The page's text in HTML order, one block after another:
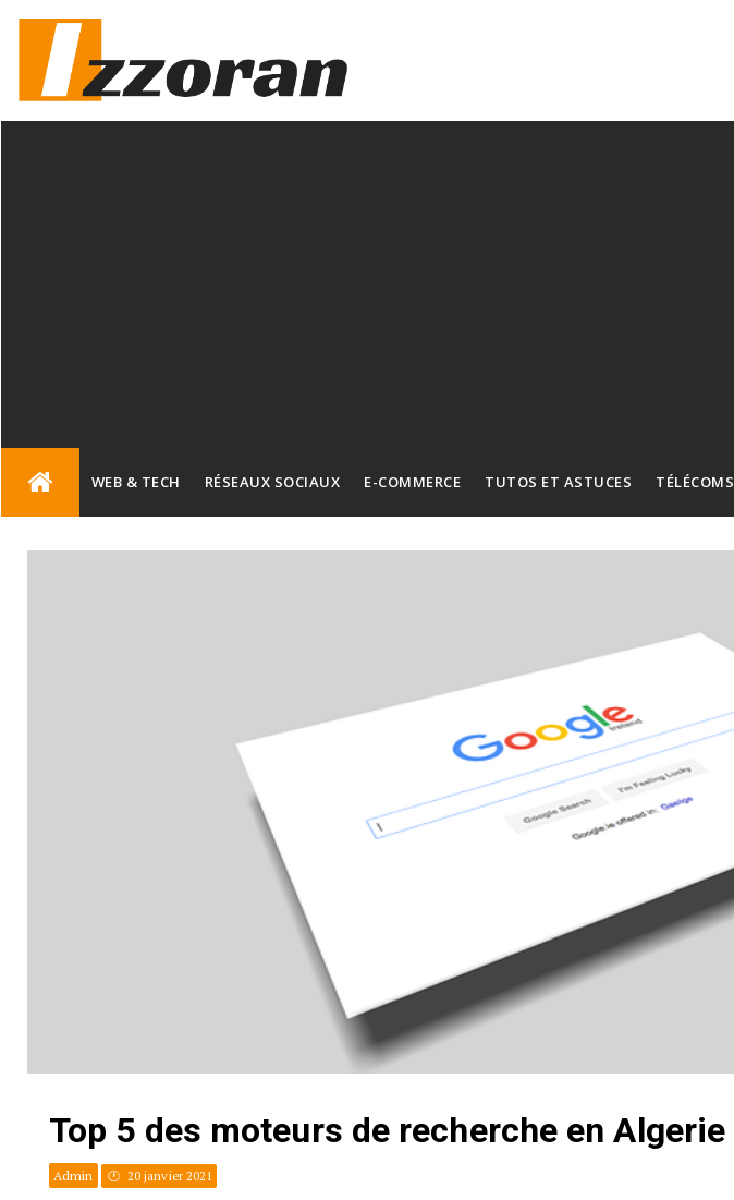
WEB & TECH RÉSEAUX SOCIAUX E-COMMERCE TUTOS ET ASTUCES TÉLÉCOMS
Top 5 des moteurs de recherche en Algerie
Admin 20 janvier 2021